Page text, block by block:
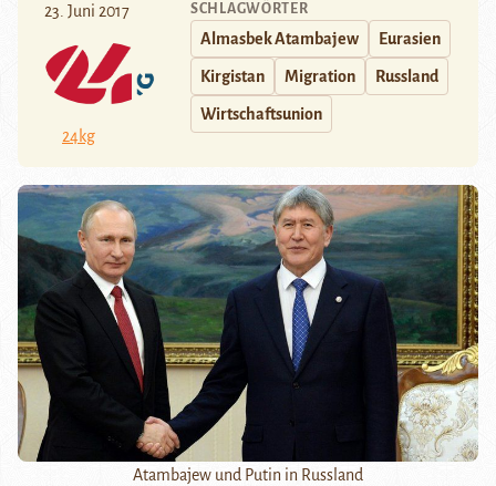
23. Juni 2017
24kg
SCHLAGWÖRTER
Almasbek Atambajew Eurasien
Kirgistan Migration Russland
Wirtschaftsunion
Atambajew und Putin in Russland